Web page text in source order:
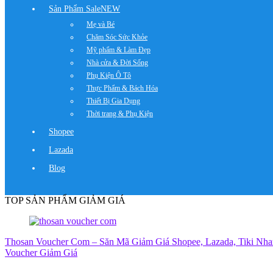
Sản Phẩm SaleNEW
Mẹ và Bé
Chăm Sóc Sức Khỏe
Mỹ phẩm & Làm Đẹp
Nhà cửa & Đời Sống
Phụ Kiện Ô Tô
Thực Phẩm & Bách Hóa
Thiết Bị Gia Dụng
Thời trang & Phụ Kiện
Shopee
Lazada
Blog
TOP SẢN PHẨM GIẢM GIÁ
Thosan Voucher Com – Săn Mã Giảm Giá Shopee, Lazada, Tiki
Voucher Giảm Giá